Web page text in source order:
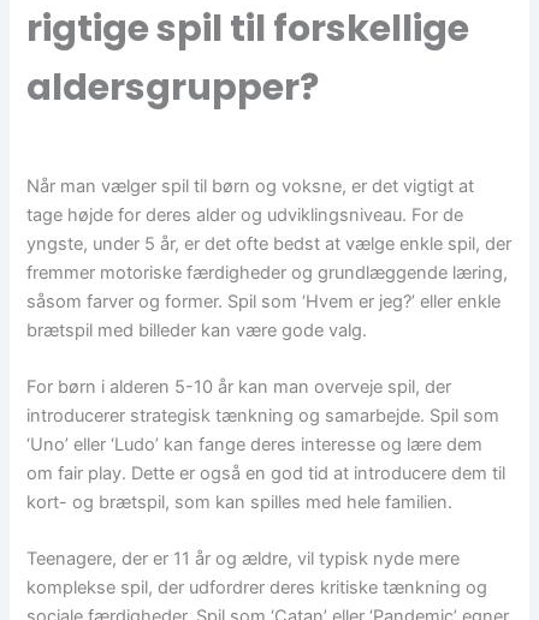
rigtige spil til forskellige
aldersgrupper?
Når man vælger spil til børn og voksne, er det vigtigt at
tage højde for deres alder og udviklingsniveau. For de
yngste, under 5 år, er det ofte bedst at vælge enkle spil, der
fremmer motoriske færdigheder og grundlæggende læring,
såsom farver og former. Spil som ‘Hvem er jeg?’ eller enkle
brætspil med billeder kan være gode valg.
For børn i alderen 5-10 år kan man overveje spil, der
introducerer strategisk tænkning og samarbejde. Spil som
‘Uno’ eller ‘Ludo’ kan fange deres interesse og lære dem
om fair play. Dette er også en god tid at introducere dem til
kort- og brætspil, som kan spilles med hele familien.
Teenagere, der er 11 år og ældre, vil typisk nyde mere
komplekse spil, der udfordrer deres kritiske tænkning og